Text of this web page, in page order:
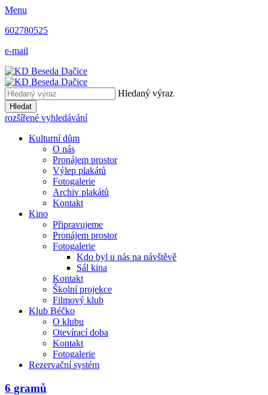
Menu
602780525
e-mail
Hledaný výraz
Hledat
rozšířené vyhledávání
Kulturní dům
O nás
Pronájem prostor
Výlep plakátů
Fotogalerie
Archiv plakátů
Kontakt
Kino
Připravujeme
Pronájem prostor
Fotogalerie
Kdo byl u nás na návštěvě
Sál kina
Kontakt
Školní projekce
Filmový klub
Klub Béčko
O klubu
Otevírací doba
Kontakt
Fotogalerie
Rezervační systém
6 gramů